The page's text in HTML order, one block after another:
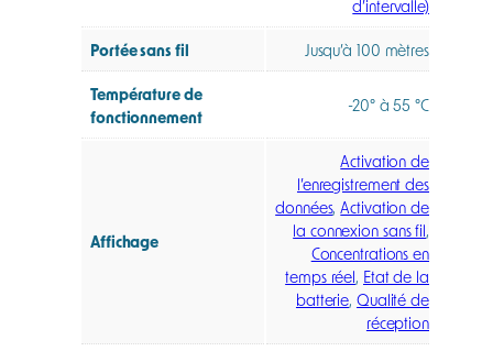
d’intervalle)
Portée sans fil Jusqu’à 100 mètres
Température de
fonctionnement
-20° à 55 °C
Affichage
Activation de
l’enregistrement des
données,Activation de
la connexion sans fil,
Concentrations en
temps réel, Etat de la
batterie, Qualité de
réception